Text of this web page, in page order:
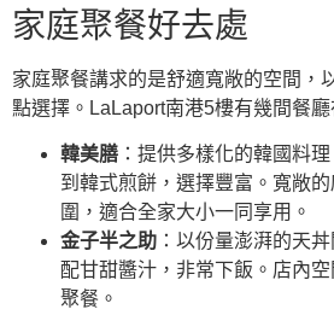
家庭聚餐好去處
家庭聚餐講求的是舒適寬敞的空間，
點選擇。LaLaport南港5樓有幾間餐廳
韓美膳 ：提供多樣化的韓國料
到韓式煎餅，選擇豐富。寬敞
圍，適合全家大小一同享用。
金子半之助 ：以份量澎湃的天
配甘甜醬汁，非常下飯。店內
聚餐。